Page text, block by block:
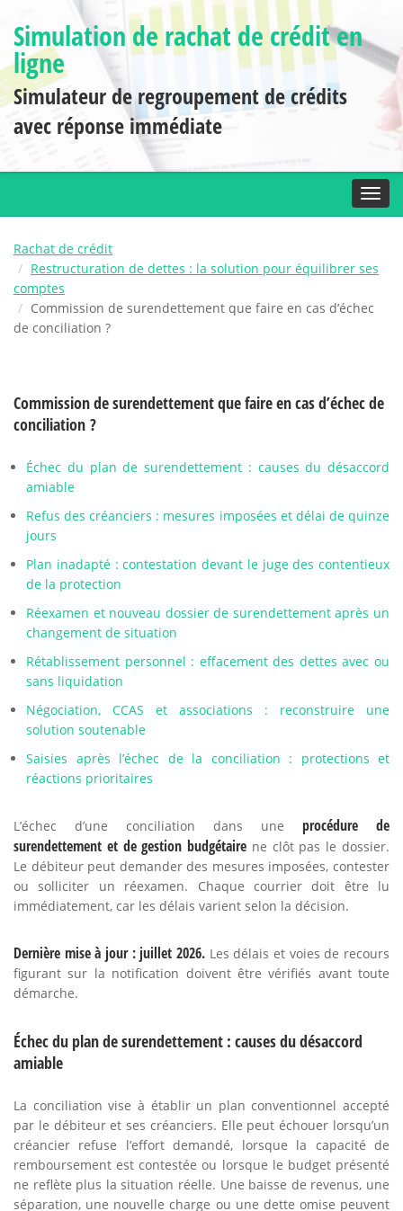
Simulation de rachat de crédit en
ligne
Simulateur de regroupement de crédits
avec réponse immédiate
Rachat de crédit
Restructuration de dettes : la solution pour équilibrer ses
comptes
Commission de surendettement que faire en cas d’échec
de conciliation ?
Commission de surendettement que faire en cas d’échec de
conciliation ?
Échec du plan de surendettement : causes du désaccord
amiable
Refus des créanciers : mesures imposées et délai de quinze
jours
Plan inadapté : contestation devant le juge des contentieux
de la protection
Réexamen et nouveau dossier de surendettement après un
changement de situation
Rétablissement personnel : effacement des dettes avec ou
sans liquidation
Négociation, CCAS et associations : reconstruire une
solution soutenable
Saisies après l’échec de la conciliation : protections et
réactions prioritaires
L’échec d’une conciliation dans une procédure de
surendettement et de gestion budgétaire ne clôt pas le dossier.
Le débiteur peut demander des mesures imposées, contester
ou solliciter un réexamen. Chaque courrier doit être lu
immédiatement, car les délais varient selon la décision.
Dernière mise à jour : juillet 2026. Les délais et voies de recours
figurant sur la notification doivent être vérifiés avant toute
démarche.
Échec du plan de surendettement : causes du désaccord
amiable
La conciliation vise à établir un plan conventionnel accepté
par le débiteur et ses créanciers. Elle peut échouer lorsqu’un
créancier refuse l’effort demandé, lorsque la capacité de
remboursement est contestée ou lorsque le budget présenté
ne reflète plus la situation réelle. Une baisse de revenus, une
séparation, une nouvelle charge ou une dette omise peuvent